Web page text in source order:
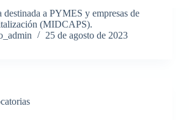
destinada a PYMES y empresas de
(MIDCAPS).
25 de agosto de 2023